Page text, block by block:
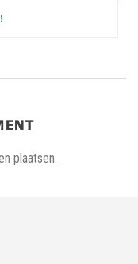
plaatsen.